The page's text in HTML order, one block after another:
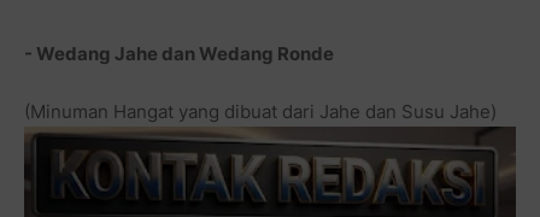
- Wedang Jahe dan Wedang Ronde
(Minuman Hangat yang dibuat dari Jahe dan Susu Jahe)